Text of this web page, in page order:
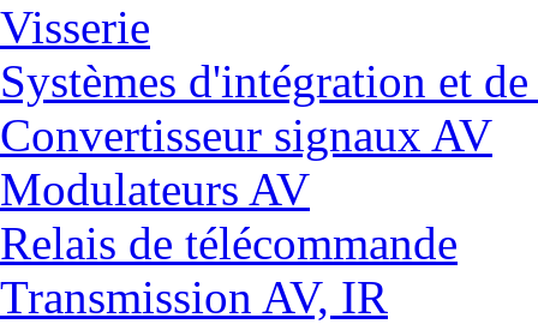
Visserie
Systèmes d'intégration et
Convertisseur signaux AV
Modulateurs AV
Relais de télécommande
Transmission AV, IR